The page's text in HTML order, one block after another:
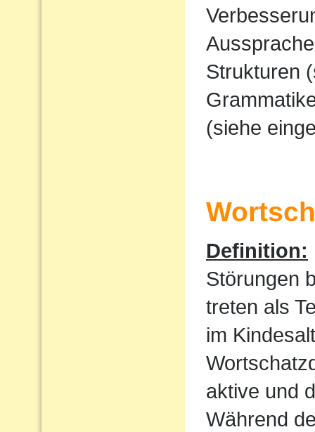
Strukturen
(siehe
Definition:
Störungen
treten als
im
aktive und
Während